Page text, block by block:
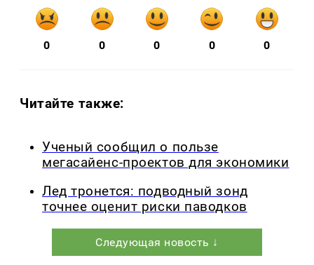
0 0 0 0 0
Читайте также:
Ученый сообщил о пользе
мегасайенс-проектов для экономики
Лед тронется: подводный зонд
точнее оценит риски паводков
Следующая новость ↓